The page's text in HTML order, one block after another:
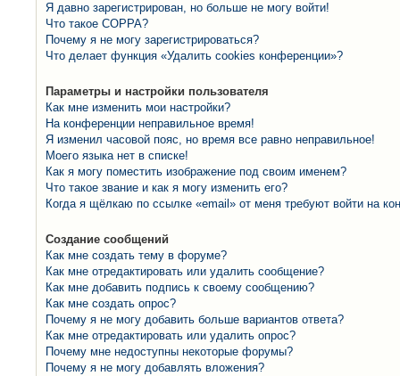
Я давно зарегистрирован, но больше не могу войти!
Что такое COPPA?
Почему я не могу зарегистрироваться?
Что делает функция «Удалить cookies конференции»?
Параметры и настройки пользователя
Как мне изменить мои настройки?
На конференции неправильное время!
Я изменил часовой пояс, но время все равно неправильное!
Моего языка нет в списке!
Как я могу поместить изображение под своим именем?
Что такое звание и как я могу изменить его?
Когда я щёлкаю по ссылке «email» от меня требуют войти на
Создание сообщений
Как мне создать тему в форуме?
Как мне отредактировать или удалить сообщение?
Как мне добавить подпись к своему сообщению?
Как мне создать опрос?
Почему я не могу добавить больше вариантов ответа?
Как мне отредактировать или удалить опрос?
Почему мне недоступны некоторые форумы?
Почему я не могу добавлять вложения?